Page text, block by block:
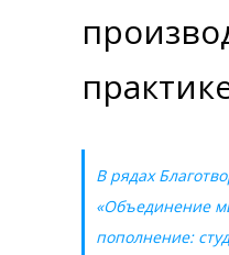
В рядах
«Объединение
пополнение: